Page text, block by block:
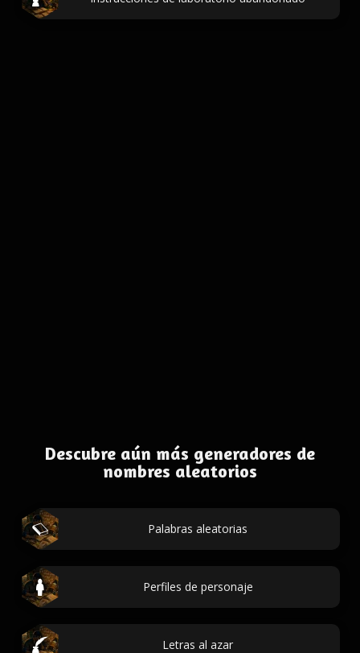
Descubre aún más generadores de
nombres aleatorios
Palabras aleatorias
Perfiles de personaje
Letras al azar